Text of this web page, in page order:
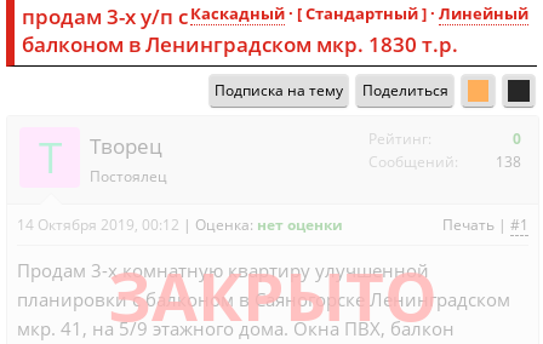
Каскадный· [ Стандартный ] · Линейный
продам 3-х у/п с
балконом в Ленинградском мкр. 1830 т.р.
Подписка на тему Поделиться
Т Творец
Постоялец
Рейтинг:
0
Сообщений:
138
Печать | #1
14 Октября 2019, 00:12 | Оценка: нет оценки
ЗАКРЫТО
Продам 3-х комнатную квартиру улучшенной
планировки с балконом в Саяногорске Ленинградском
мкр. 41, на 5/9 этажного дома. Окна ПВХ, балкон